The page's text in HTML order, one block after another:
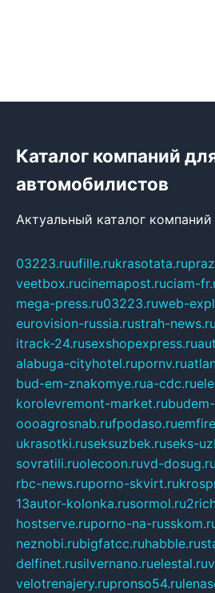
Каталог компаний
автомобилистов
Актуальный каталог
03223.ruufille.rukrasotata.ru
veetbox.rucinemapost.ruciam-
mega-press.ru03223.ruweb-
eurovision-russia.rustrah-news.ru
itrack-24.rusexshopexpress.ru
alabuga-cityhotel.rupornv.ru
bud-em-znakomye.rua-cdc.ru
korolevremont-market.ru
oooagrosnab.rufpodaso.ru
ukrasotki.ruseksuzbek.ruseks-
sovratili.ruolecoon.ruvd-dosug.ru
rbc-news.ruporno-skvirt.ru
13autor-kolonka.rusormol.ru
hostserve.ruporno-na-
neznobi.rubigfatcc.ruhabble.ru
delfinet.rusilvernano.ruelestal.ru
velotrenajery.rupronso54.ru